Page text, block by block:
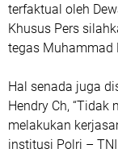
terfaktual oleh
Khusus Pers
tegas Muhammad
Hal senada juga
Hendry Ch,
melakukan
institusi Polri –